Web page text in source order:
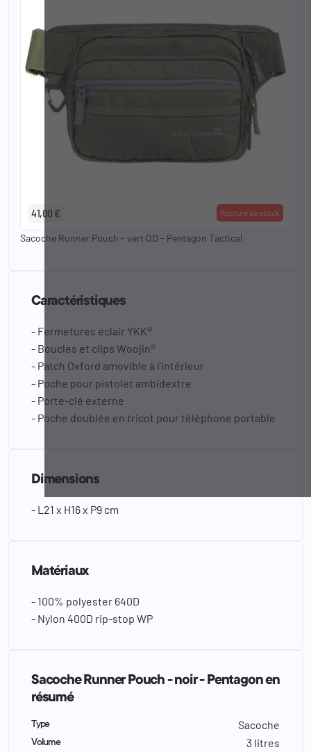
41,00 € Rupture de stock
Sacoche Runner Pouch - vert OD - Pentagon Tactical
Caractéristiques
- Fermetures éclair YKK®
- Boucles et clips Woojin®
- Patch Oxford amovible à l'intérieur
- Poche pour pistolet ambidextre
- Porte-clé externe
- Poche doublée en tricot pour téléphone portable
Dimensions
- L21 x H16 x P9 cm
Matériaux
- 100% polyester 640D
- Nylon 400D rip-stop WP
Sacoche Runner Pouch - noir - Pentagon en
résumé
Type Sacoche
Volume 3 litres